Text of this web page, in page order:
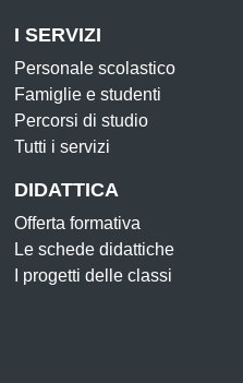
I SERVIZI
Personale scolastico
Famiglie e studenti
Percorsi di studio
Tutti i servizi
DIDATTICA
Offerta formativa
Le schede didattiche
I progetti delle classi